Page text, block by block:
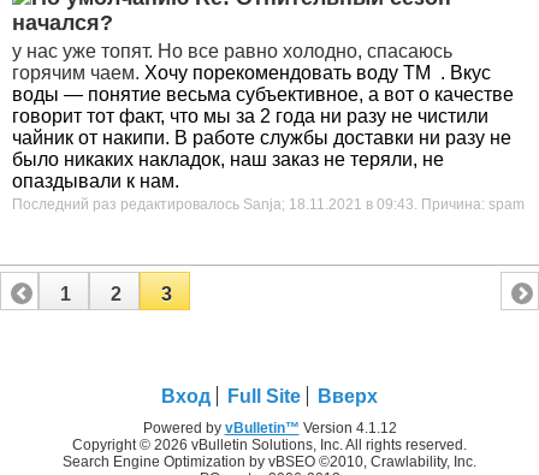
начался?
у нас уже топят. Но все равно холодно, спасаюсь
горячим чаем. Хочу порекомендовать воду ТМ
. Вкус
воды — понятие весьма субъективное, а вот о качестве
говорит тот факт, что мы за 2 года ни разу не чистили
чайник от накипи. В работе службы доставки ни разу не
было никаких накладок, наш заказ не теряли, не
опаздывали к нам.
Последний раз редактировалось Sanja; 18.11.2021 в 09:43. Причина: spam
1 2 3
Вход Full Site Вверх
Powered by vBulletin™ Version 4.1.12
Copyright © 2026 vBulletin Solutions, Inc. All rights reserved.
Search Engine Optimization by vBSEO ©2010, Crawlability, Inc.